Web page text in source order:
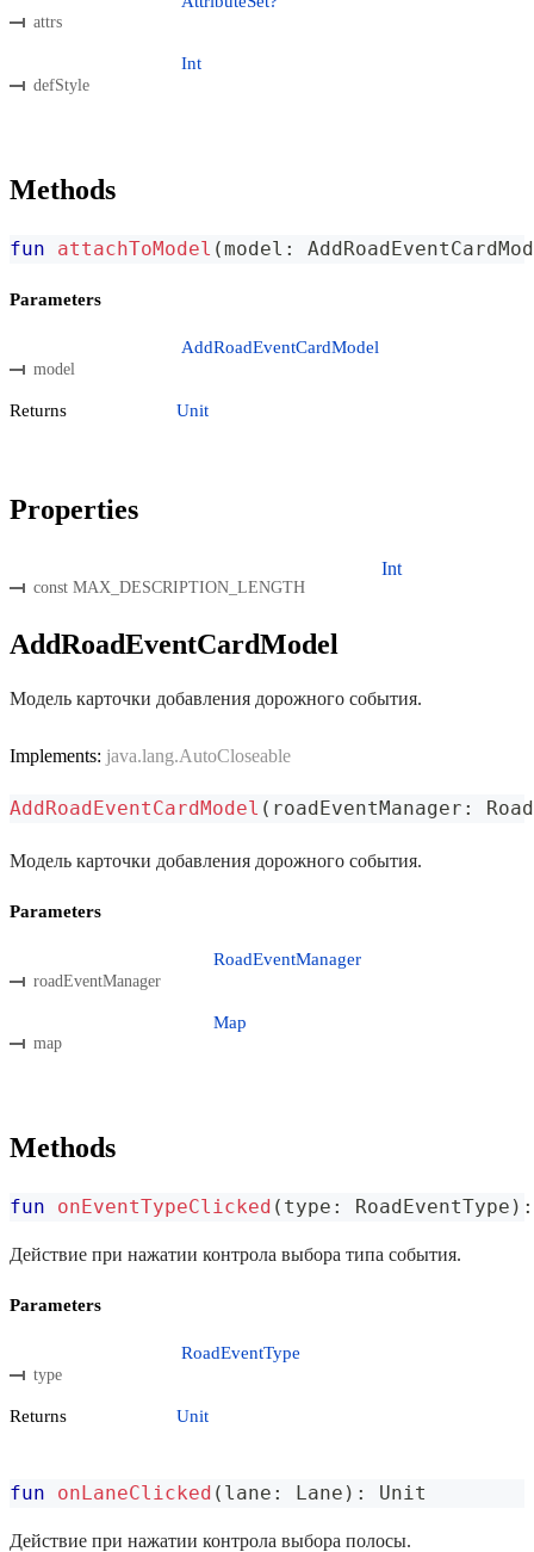
attrs
defStyle
Int
Methods
fun attachToModel (model :
Parameters
model
AddRoadEventCardModel
Returns Unit
Properties
const MAX_DESCRIPTION_LENGTH
Int
AddRoadEventCardModel
Модель карточки добавления дорожного события.
Implements: java.lang.AutoCloseable
AddRoadEventCardModel ( roadEventManager :
Модель карточки добавления дорожного события.
Parameters
roadEventManager
RoadEventManager
map
Map
Methods
fun onEventTypeClicked ( type : RoadEventType ) :
Действие при нажатии контрола выбора типа события.
Parameters
type
RoadEventType
Returns Unit
fun onLaneClicked ( lane : Lane ) : Unit
Действие при нажатии контрола выбора полосы.